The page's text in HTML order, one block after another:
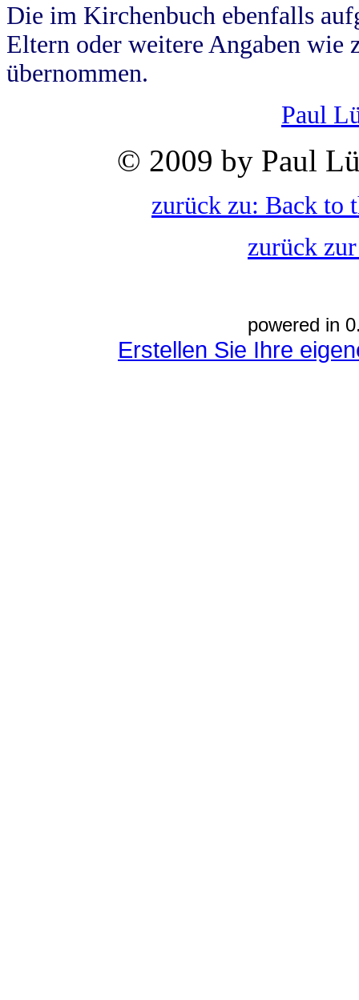
Die im Kirchenbuch ebenfalls
Eltern oder weitere Angaben wie
übernommen.
Paul
© 2009 by Paul
zurück zu: Back to
zurück
powered in
Erstellen Sie Ihre